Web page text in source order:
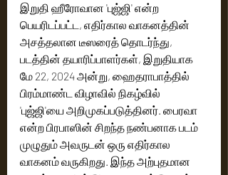
இறுதி ஹீரோவான 'புஜ்ஜி' என்ற
பெயரிடப்பட்ட, எதிர்கால வாகனத்தின்
அசத்தலான டீஸரைத் தொடர்ந்து,
படத்தின் தயாரிப்பாளர்கள், இறுதியாக
மே 22, 2024 அன்று, ஹைதராபாத்தில்
பிரம்மாண்ட விழாவில் நிகழ்வில்
'புஜ்ஜி'யை அறிமுகப்படுத்தினர். பைரவா
என்ற பிரபாஸின் சிறந்த நண்பனாக படம்
முழுதும் அவருடன் ஒரு எதிர்கால
வாகனம் வருகிறது. இந்த அற்புதமான